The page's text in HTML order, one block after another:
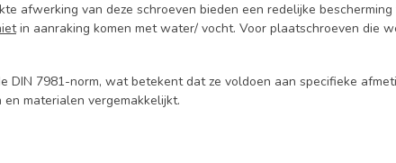
afwerking van deze schroeven bieden een redelijke
in aanraking komen met water/ vocht. Voor plaatschroeven die
DIN 7981-norm, wat betekent dat ze voldoen aan specifieke
materialen vergemakkelijkt.